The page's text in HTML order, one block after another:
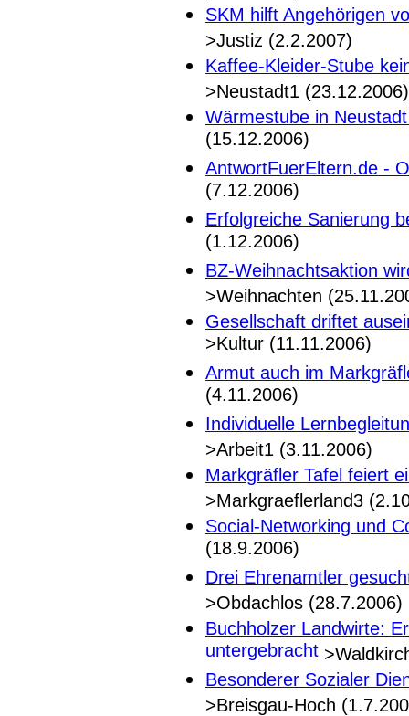
SKM hilft Angehörigen
>Justiz (2.2.2007)
Kaffee-Kleider-Stube
>Neustadt1 (23.12.2006)
Wärmestube in
(15.12.2006)
AntwortFuerEltern.de -
(7.12.2006)
Erfolgreiche Sanierung
(1.12.2006)
BZ-Weihnachtsaktion
>Weihnachten
Gesellschaft driftet
>Kultur (11.11.2006)
Armut auch im
(4.11.2006)
Individuelle
>Arbeit1 (3.11.2006)
Markgräfler Tafel feiert
>Markgraeflerland3
Social-Networking und
(18.9.2006)
Drei Ehrenamtler
>Obdachlos (28.7.2006)
Buchholzer Landwirte:
untergebracht
Besonderer Sozialer
>Breisgau-Hoch